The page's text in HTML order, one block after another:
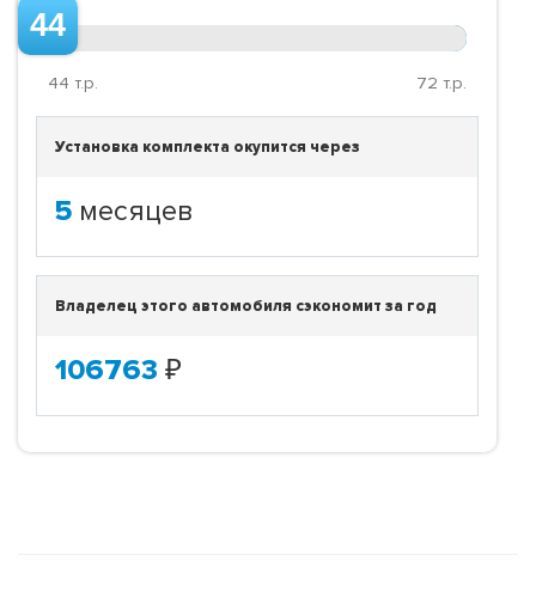
44
44 т.р. 72 т.р.
Установка комплекта окупится через
5 месяцев
Владелец этого автомобиля сэкономит за год
106763 ₽